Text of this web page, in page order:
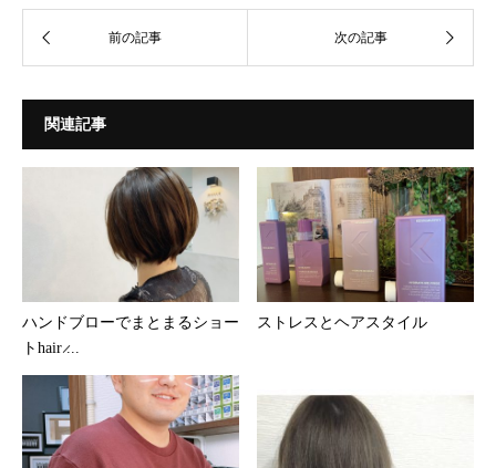
関連記事
ハンドブローでまとまるショー
トhair ̷...
ストレスとヘアスタイル